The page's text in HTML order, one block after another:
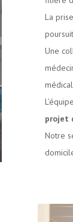
La
Une
projet
Notre